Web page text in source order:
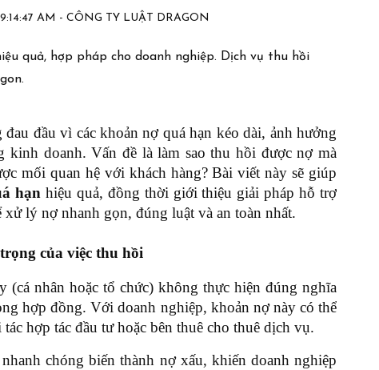
AM - CÔNG TY LUẬT DRAGON
quả, hợp pháp cho doanh nghiệp. Dịch vụ thu hồi
đầu vì các khoản nợ quá hạn kéo dài, ảnh hưởng
kinh doanh. Vấn đề là làm sao thu hồi được nợ mà
mối quan hệ với khách hàng? Bài viết này sẽ giúp
hạn hiệu quả, đồng thời giới thiệu giải pháp hỗ trợ
lý nợ nhanh gọn, đúng luật và an toàn nhất.
của việc thu hồi
(cá nhân hoặc tổ chức) không thực hiện đúng nghĩa
hợp đồng. Với doanh nghiệp, khoản nợ này có thể
hợp tác đầu tư hoặc bên thuê cho thuê dịch vụ.
chóng biến thành nợ xấu, khiến doanh nghiệp